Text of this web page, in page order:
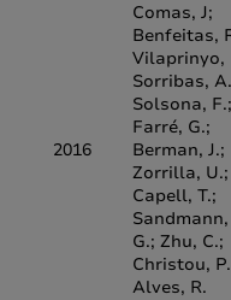
2016
Comas, J;
Benfeitas,
Vilaprinyo,
Sorribas,
Solsona, F.;
Farré, G.;
Berman, J.;
Zorrilla, U.;
Capell, T.;
Sandmann,
G.; Zhu, C.;
Christou,
Alves, R.